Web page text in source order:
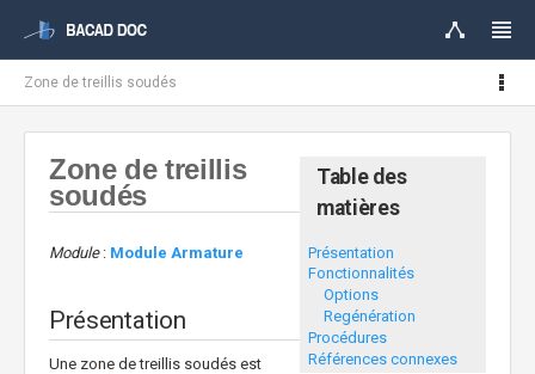
Zone de treillis soudés
Table des
matières
Présentation
Fonctionnalités
Options
Regénération
Procédures
Références connexes
Zone de treillis
soudés
Module: Module Armature
Présentation
Une zone de treillis soudés est